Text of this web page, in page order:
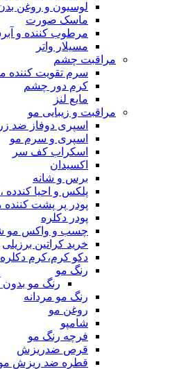
لوسیون و روغن
ماسک صورت
مرطوب کننده و
مسیلار واتر
مراقبت چشم
سرم تقویت کننده
کرم دور چشم
مایع لنز
مراقبت و زیبایی مو
اسپری دوفاز ضد
اسپری و سرم مو
اسکراب کف سر
اکسیدان
برس و شانه
پلکس و احیا کندده
پودر پر پشت کننده
پودر دکلره
چسب و واکس مو
خرید کراتین برزیلی
دکو کرم،کرم
رنگ مو
رنگ مو بدون
رنگ مو مردانه
روغن مو
شامپو
فرچه رنگ مو
قرص ضدریزش
قطره ضد ریزش